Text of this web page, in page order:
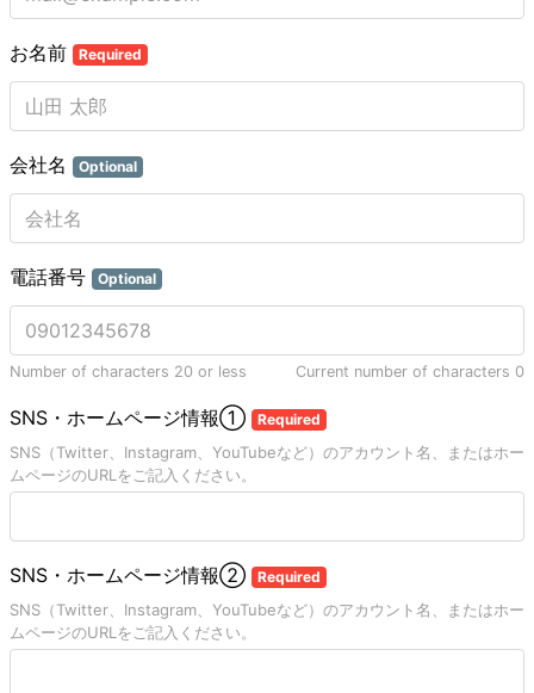
お名前 Required
会社名 Optional
電話番号 Optional
Number of characters 20 or less Current number of characters 0
SNS・ホームページ情報① Required
SNS（Twitter、Instagram、YouTubeなど）のアカウント名、またはホー
ムページのURLをご記入ください。
SNS・ホームページ情報② Required
SNS（Twitter、Instagram、YouTubeなど）のアカウント名、またはホー
ムページのURLをご記入ください。